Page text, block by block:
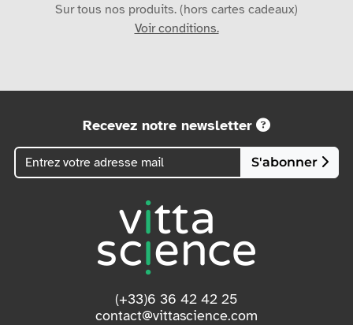
Sur tous nos produits. (hors cartes cadeaux)
Voir conditions.
Recevez notre newsletter
S'abonner
(+33)6 36 42 42 25
contact@vittascience.com